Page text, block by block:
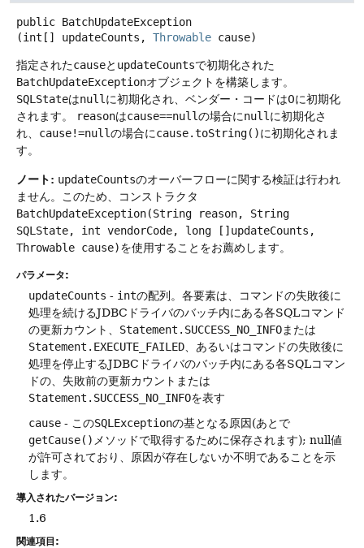
public BatchUpdateException
(int[] updateCounts, Throwable cause)
指定されたcauseと updateCountsで初期化された
BatchUpdateExceptionオブジェクトを構築します。
SQLStateはnull に初期化され、ベンダー・コードは0に初期化
されます。
reasonはcause==nullの場合にnull に初期化さ
れ、 cause!=nullの場合にcause.toString()に初期化されま
す。
ノート: updateCountsのオーバーフローに関する検証は行われ
ません。このため、コンストラクタ
BatchUpdateException(String reason, String
SQLState, int vendorCode, long []updateCounts,
Throwable cause)を使用することをお薦めします。
パラメータ:
updateCounts - intの配列。各要素は、コマンドの失敗後に
処理を続けるJDBCドライバのバッチ内にある各SQLコマンド
の更新カウント、 Statement.SUCCESS_NO_INFOまたは
Statement.EXECUTE_FAILED 、あるいはコマンドの失敗後に
処理を停止するJDBCドライバのバッチ内にある各SQLコマン
ドの、失敗前の更新カウントまたは
Statement.SUCCESS_NO_INFOを表す
cause - このSQLExceptionの基となる原因(あとで
getCause() メソッドで取得するために保存されます); null値
が許可されており、原因が存在しないか不明であることを示
します。
導入されたバージョン:
1.6
関連項目: